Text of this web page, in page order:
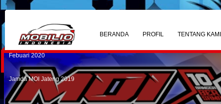
BERANDA PROFIL TENTANG KAMI
7th MOI Tumbuh Tangguh
We Fight Corona !!!!
Febuari 2020
Jamda MOI Jateng 2019